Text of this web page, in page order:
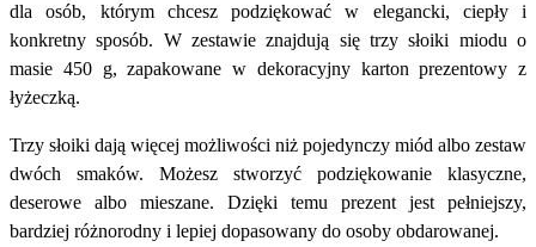
dla osób, którym chcesz podziękować w elegancki, ciepły i
konkretny sposób. W zestawie znajdują się trzy słoiki miodu o
masie 450 g, zapakowane w dekoracyjny karton prezentowy z
łyżeczką.
Trzy słoiki dają więcej możliwości niż pojedynczy miód albo zestaw
dwóch smaków. Możesz stworzyć podziękowanie klasyczne,
deserowe albo mieszane. Dzięki temu prezent jest pełniejszy,
bardziej różnorodny i lepiej dopasowany do osoby obdarowanej.